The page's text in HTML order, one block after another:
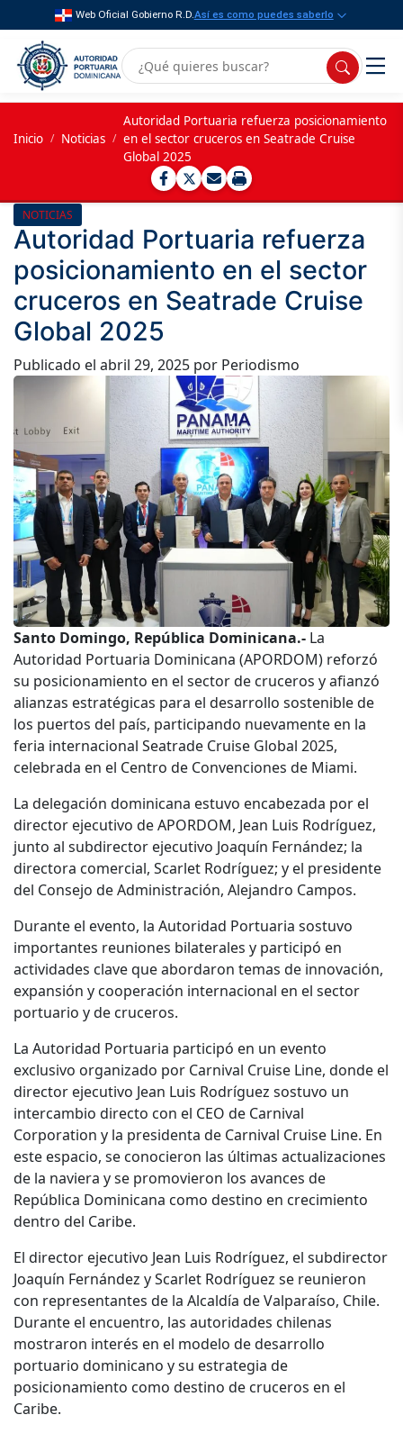
Web Oficial Gobierno R.D.Así es como puedes saberlo
Inicio / Noticias /
Autoridad Portuaria refuerza posicionamiento
en el sector cruceros en Seatrade Cruise
Global 2025
NOTICIAS
Autoridad Portuaria refuerza
posicionamiento en el sector
cruceros en Seatrade Cruise
Global 2025
Publicado el abril 29, 2025 por Periodismo
Santo Domingo, República Dominicana.- La
Autoridad Portuaria Dominicana (APORDOM) reforzó
su posicionamiento en el sector de cruceros y afianzó
alianzas estratégicas para el desarrollo sostenible de
los puertos del país, participando nuevamente en la
feria internacional Seatrade Cruise Global 2025,
celebrada en el Centro de Convenciones de Miami.
La delegación dominicana estuvo encabezada por el
director ejecutivo de APORDOM, Jean Luis Rodríguez,
junto al subdirector ejecutivo Joaquín Fernández; la
directora comercial, Scarlet Rodríguez; y el presidente
del Consejo de Administración, Alejandro Campos.
Durante el evento, la Autoridad Portuaria sostuvo
importantes reuniones bilaterales y participó en
actividades clave que abordaron temas de innovación,
expansión y cooperación internacional en el sector
portuario y de cruceros.
La Autoridad Portuaria participó en un evento
exclusivo organizado por Carnival Cruise Line, donde el
director ejecutivo Jean Luis Rodríguez sostuvo un
intercambio directo con el CEO de Carnival
Corporation y la presidenta de Carnival Cruise Line. En
este espacio, se conocieron las últimas actualizaciones
de la naviera y se promovieron los avances de
República Dominicana como destino en crecimiento
dentro del Caribe.
El director ejecutivo Jean Luis Rodríguez, el subdirector
Joaquín Fernández y Scarlet Rodríguez se reunieron
con representantes de la Alcaldía de Valparaíso, Chile.
Durante el encuentro, las autoridades chilenas
mostraron interés en el modelo de desarrollo
portuario dominicano y su estrategia de
posicionamiento como destino de cruceros en el
Caribe.